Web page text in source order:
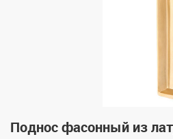
Поднос фасонный из